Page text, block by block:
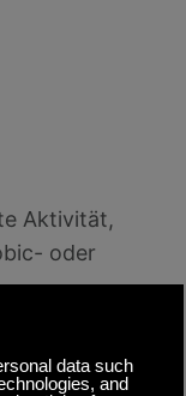
Aktivität,
oder